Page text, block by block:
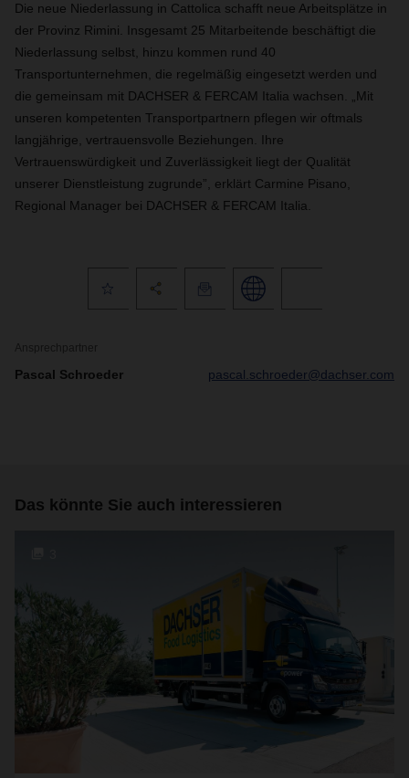
Die neue Niederlassung in Cattolica schafft neue Arbeitsplätze in
der Provinz Rimini. Insgesamt 25 Mitarbeitende beschäftigt die
Niederlassung selbst, hinzu kommen rund 40
Transportunternehmen, die regelmäßig eingesetzt werden und
die gemeinsam mit DACHSER & FERCAM Italia wachsen. „Mit
unseren kompetenten Transportpartnern pflegen wir oftmals
langjährige, vertrauensvolle Beziehungen. Ihre
Vertrauenswürdigkeit und Zuverlässigkeit liegt der Qualität
unserer Dienstleistung zugrunde”, erklärt Carmine Pisano,
Regional Manager bei DACHSER & FERCAM Italia.
Ansprechpartner
Pascal Schroeder pascal.schroeder@dachser.com
Das könnte Sie auch interessieren